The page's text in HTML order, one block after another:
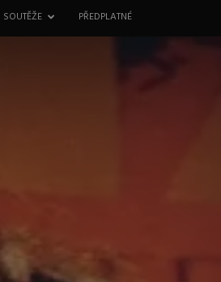
SOUTĚŽE PŘEDPLATNÉ